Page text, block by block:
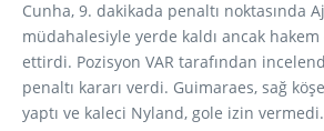
Cunha, 9. dakikada penaltı noktasında
müdahalesiyle yerde kaldı ancak
ettirdi. Pozisyon VAR tarafından
penaltı kararı verdi. Guimaraes, sağ
yaptı ve kaleci Nyland, gole izin vermedi.